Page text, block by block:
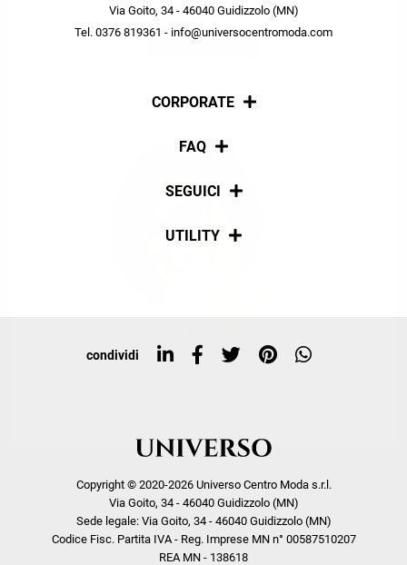
Via Goito, 34 - 46040 Guidizzolo (MN)
Tel. 0376 819361 - info@universocentromoda.com
CORPORATE
Chi siamo
FAQ
Pagamenti
SEGUICI
Social
UTILITY
Top ricerche
condividi
Copyright © 2020-2026 Universo Centro Moda s.r.l.
Via Goito, 34 - 46040 Guidizzolo (MN)
Sede legale: Via Goito, 34 - 46040 Guidizzolo (MN)
Codice Fisc. Partita IVA - Reg. Imprese MN n° 00587510207
REA MN - 138618
scopri in anteprima le offerte in esclusiva a te riservate.
ISCRIVITI